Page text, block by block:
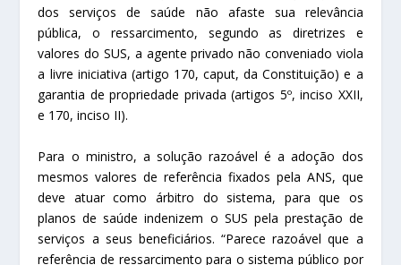
dos serviços de saúde não afaste sua relevância
pública, o ressarcimento, segundo as diretrizes e
valores do SUS, a agente privado não conveniado viola
a livre iniciativa (artigo 170, caput, da Constituição) e a
garantia de propriedade privada (artigos 5º, inciso XXII,
e 170, inciso II).
Para o ministro, a solução razoável é a adoção dos
mesmos valores de referência fixados pela ANS, que
deve atuar como árbitro do sistema, para que os
planos de saúde indenizem o SUS pela prestação de
serviços a seus beneficiários. “Parece razoável que a
referência de ressarcimento para o sistema público por